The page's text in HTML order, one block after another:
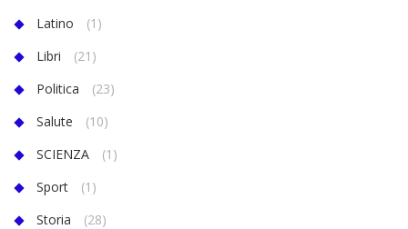
Latino
(1)
Libri
(21)
Politica
(23)
Salute
(10)
SCIENZA
(1)
Sport
(1)
Storia
(28)